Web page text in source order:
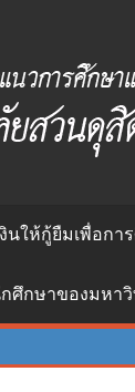
นให้กู้ยืมเพื่อกา
ศึกษาของมหา